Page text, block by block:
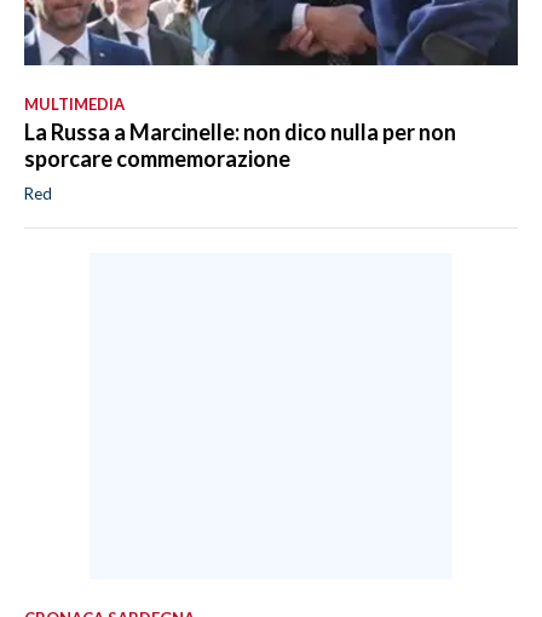
MULTIMEDIA
La Russa a Marcinelle: non dico nulla per non
sporcare commemorazione
Red